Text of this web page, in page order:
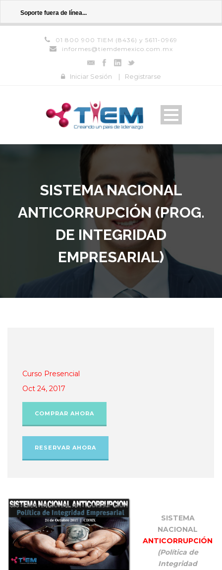
Soporte fuera de línea...
01 800 900 TIEM (8436) y 5611-0969
informes@tiemdemexico.com.mx
Iniciar Sesión | Registrarse
SISTEMA NACIONAL
ANTICORRUPCIÓN (PROG.
DE INTEGRIDAD
EMPRESARIAL)
Curso Presencial
Oct 24, 2017
COMPRAR AHORA
RESERVAR AHORA
SISTEMA
NACIONAL
ANTICORRUPCIÓN
(Política de
Integridad